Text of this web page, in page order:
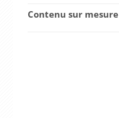
Contenu sur mesure